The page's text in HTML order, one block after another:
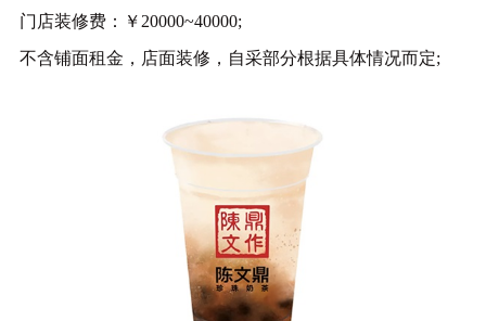
门店装修费：￥20000~40000;
不含铺面租金，店面装修，自采部分根据具体情况而定;